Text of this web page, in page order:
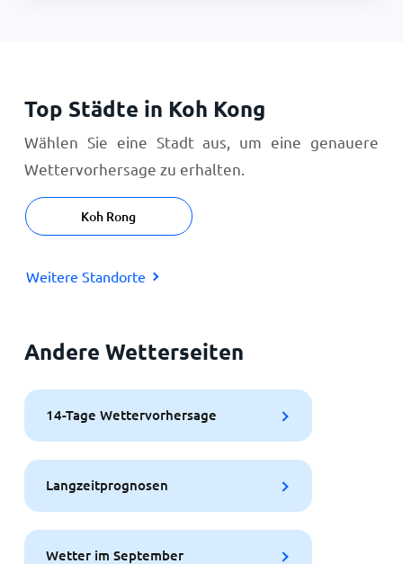
Top Städte in Koh Kong
Wählen Sie eine Stadt aus, um eine genauere
Wettervorhersage zu erhalten.
Koh Rong
Weitere Standorte
Andere Wetterseiten
14-Tage Wettervorhersage
Langzeitprognosen
Wetter im September